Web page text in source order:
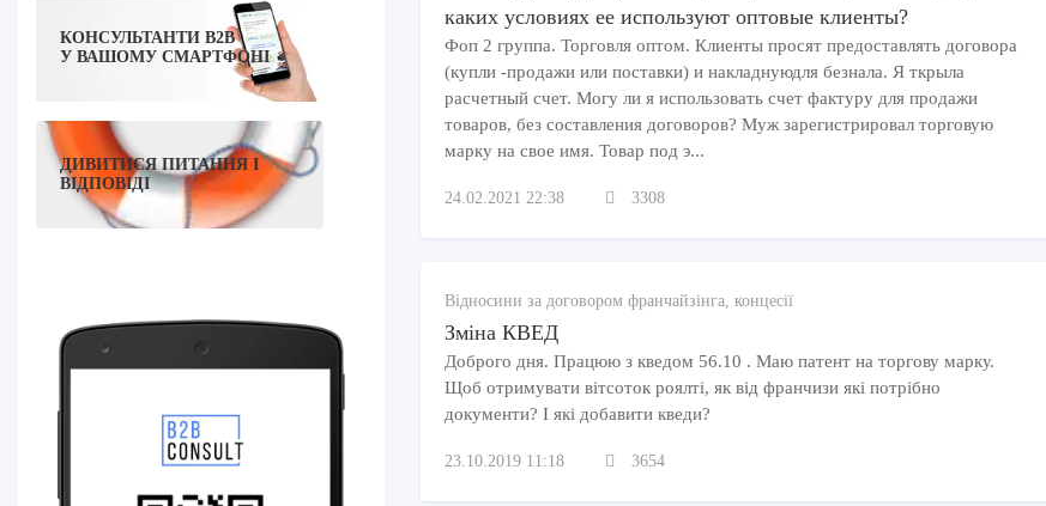
КОНСУЛЬТАНТИ B2B
У ВАШОМУ СМАРТФОНІ
ДИВИТИСЯ ПИТАННЯ І
ВІДПОВІДІ
каких условиях ее используют оптовые клиенты?
Фоп 2 группа. Торговля оптом. Клиенты просят предоставлять договора
(купли -продажи или поставки) и накладнуюдля безнала. Я ткрыла
расчетный счет. Могу ли я использовать счет фактуру для продажи
товаров, без составления договоров? Муж зарегистрировал торговую
марку на свое имя. Товар под э...
24.02.2021 22:38 3308
Відносини за договором франчайзінга, концесії
Зміна КВЕД
Доброго дня. Працюю з кведом 56.10 . Маю патент на торгову марку.
Щоб отримувати вітсоток роялті, як від франчизи які потрібно
документи? І які добавити кведи?
23.10.2019 11:18 3654